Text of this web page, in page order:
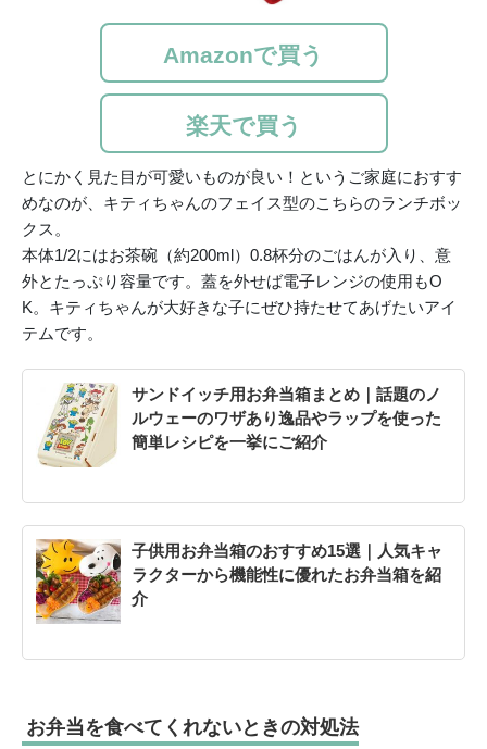
Amazonで買う
楽天で買う
とにかく見た目が可愛いものが良い！というご家庭におすす
めなのが、キティちゃんのフェイス型のこちらのランチボッ
クス。
本体1/2にはお茶碗（約200ml）0.8杯分のごはんが入り、意
外とたっぷり容量です。蓋を外せば電子レンジの使用もO
K。キティちゃんが大好きな子にぜひ持たせてあげたいアイ
テムです。
サンドイッチ用お弁当箱まとめ｜話題のノ
ルウェーのワザあり逸品やラップを使った
簡単レシピを一挙にご紹介
子供用お弁当箱のおすすめ15選｜人気キャ
ラクターから機能性に優れたお弁当箱を紹
介
お弁当を食べてくれないときの対処法